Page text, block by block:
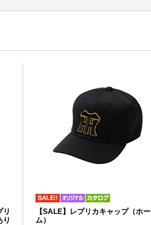
リ
り
【SALE】レプリカキャップ（ホー
ム）